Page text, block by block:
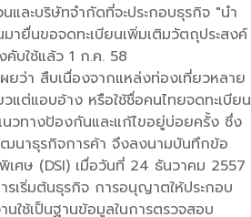
ละบริษัทจำกัดที่จะประกอบธุรกิจ "นำ
ยื่นขอจดทะเบียนเพิ่มเติมวัตถุประสงค์
บใช้แล้ว 1 ก.ค. 58
ว่า สืบเนื่องจากแหล่งท่องเที่ยวหลาย
ต่แอบอ้าง หรือใช้ชื่อคนไทยจดทะเบียน
วทางป้องกันและแก้ไขอยู่บ่อยครั้ง ซึ่ง
นาธุรกิจการค้า จึงลงนามบันทึกข้อ
ศษ (DSI) เมื่อวันที่ 24 ธันวาคม 2557
เริ่มต้นธุรกิจ การอนุญาตให้ประกอบ
ใช้เป็นฐานข้อมูลในการตรวจสอบ